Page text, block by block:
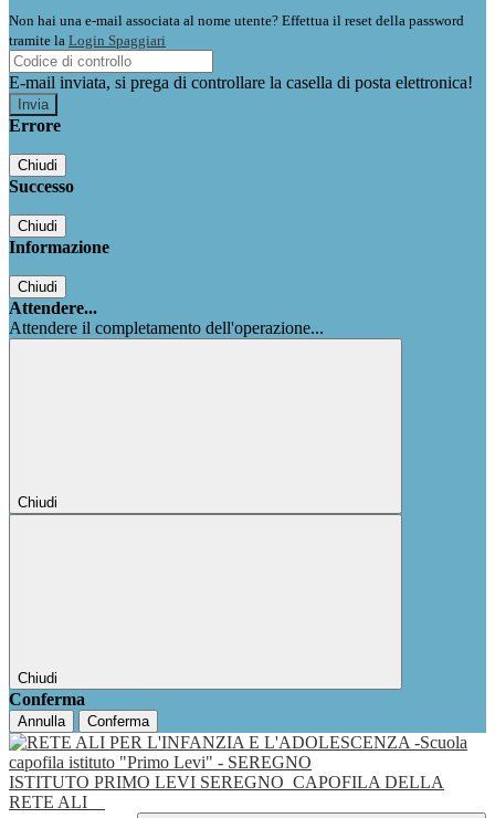
Non hai una e-mail associata al nome utente? Effettua il reset della password
tramite la Login Spaggiari
E-mail inviata, si prega di controllare la casella di posta elettronica!
Errore
Chiudi
Successo
Chiudi
Informazione
Chiudi
Attendere...
Attendere il completamento dell'operazione...
Chiudi
Chiudi
Conferma
Annulla Conferma
ISTITUTO PRIMO LEVI SEREGNO CAPOFILA DELLA
RETE ALI